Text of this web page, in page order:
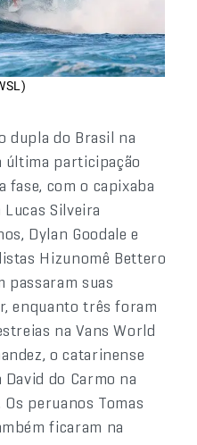
dupla do Brasil na
última participação
fase, com o capixaba
Silveira
Dylan Goodale e
Hizunomê Bettero
passaram suas
enquanto três foram
na Vans World
o catarinense
do Carmo na
peruanos Tomas
ficaram na